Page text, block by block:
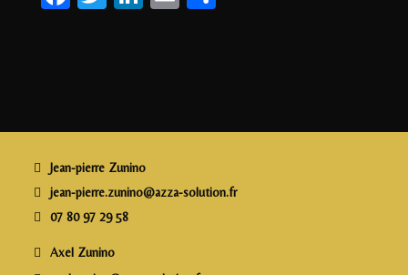
a
o
o
k
w n
n
m
e
Jean-pierre Zunino
jean-pierre.zunino@azza-solution.fr
07 80 97 29 58
Axel Zunino